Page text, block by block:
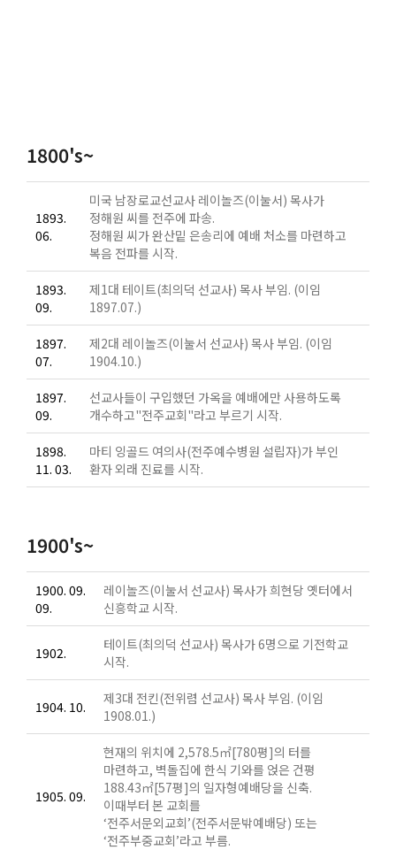
1800's~
1893.
06.
미국 남장로교선교사 레이놀즈(이눌서) 목사가
정해원 씨를 전주에 파송.
정해원 씨가 완산밑 은송리에 예배 처소를 마련하고
복음 전파를 시작.
1893.
09.
제1대 테이트(최의덕 선교사) 목사 부임. (이임
1897.07.)
1897.
07.
제2대 레이놀즈(이눌서 선교사) 목사 부임. (이임
1904.10.)
1897.
09.
선교사들이 구입했던 가옥을 예배에만 사용하도록
개수하고"전주교회"라고 부르기 시작.
1898.
11. 03.
마티 잉골드 여의사(전주예수병원 설립자)가 부인
환자 외래 진료를 시작.
1900's~
1900. 09.
09.
레이놀즈(이눌서 선교사) 목사가 희현당 옛터에서
신흥학교 시작.
1902.
테이트(최의덕 선교사) 목사가 6명으로 기전학교
시작.
1904. 10.
제3대 전킨(전위렴 선교사) 목사 부임. (이임
1908.01.)
1905. 09.
현재의 위치에 2,578.5㎡[780평]의 터를
마련하고, 벽돌집에 한식 기와를 얹은 건평
188.43㎡[57평]의 일자형예배당을 신축.
이때부터 본 교회를
‘전주서문외교회’(전주서문밖예배당) 또는
‘전주부중교회’라고 부름.